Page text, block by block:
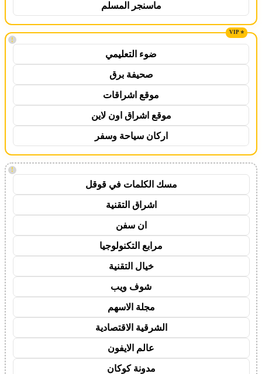
ماسنجر المسلم
!
ضوء التعليمي
صحيفة برق
موقع اشراقات
موقع اشراق اون لاين
اركان سياحة وسفر
!
مسك الكلمات في قوقل
اشراق التقنية
ان سفن
مرابع التكنولوجيا
خيال التقنية
شوف ويب
مجلة الاسهم
الشرقية الاقتصادية
عالم الايفون
مدونة كوكان